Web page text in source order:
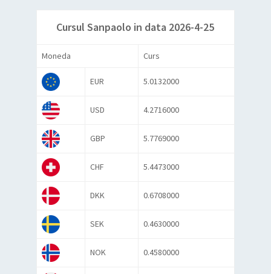
Cursul Sanpaolo in data 2026-4-25
Moneda Curs
EUR 5.0132000
USD 4.2716000
GBP 5.7769000
CHF 5.4473000
DKK 0.6708000
SEK 0.4630000
NOK 0.4580000